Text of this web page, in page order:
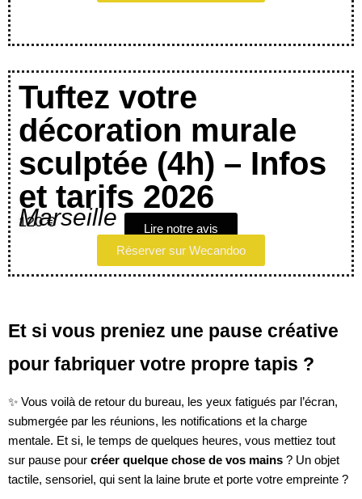
Tuftez votre
décoration murale
sculptée (4h) – Infos
et tarifs 2026
Marseille
120 €
Lire notre avis
Réserver sur Wecandoo
Et si vous preniez une pause créative
pour fabriquer votre propre tapis ?
✨ Vous voilà de retour du bureau, les yeux fatigués par l’écran,
submergée par les réunions, les notifications et la charge
mentale. Et si, le temps de quelques heures, vous mettiez tout
sur pause pour créer quelque chose de vos mains ? Un objet
tactile, sensoriel, qui sent la laine brute et porte votre empreinte ?